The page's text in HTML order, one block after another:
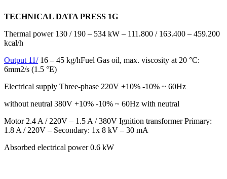
TECHNICAL DATA PRESS 1G
Thermal power 130 / 190 – 534 kW – 111.800 / 163.400 – 459.200
kcal/h
Output 11/16 – 45 kg/hFuel Gas oil, max. viscosity at 20 °C:
6mm2/s (1.5 °E)
Electrical supply Three-phase 220V +10% -10% ~ 60Hz
without neutral 380V +10% -10% ~ 60Hz with neutral
Motor 2.4 A / 220V – 1.5 A / 380V Ignition transformer Primary:
1.8 A / 220V – Secondary: 1x 8 kV – 30 mA
Absorbed electrical power 0.6 kW